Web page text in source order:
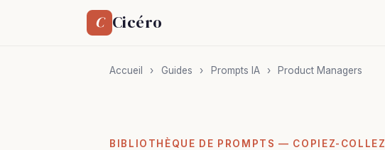
C Cicéro
Accueil › Guides › Prompts IA › Product Managers
BIBLIOTHÈQUE DE PROMPTS — COPIEZ-COLLEZ